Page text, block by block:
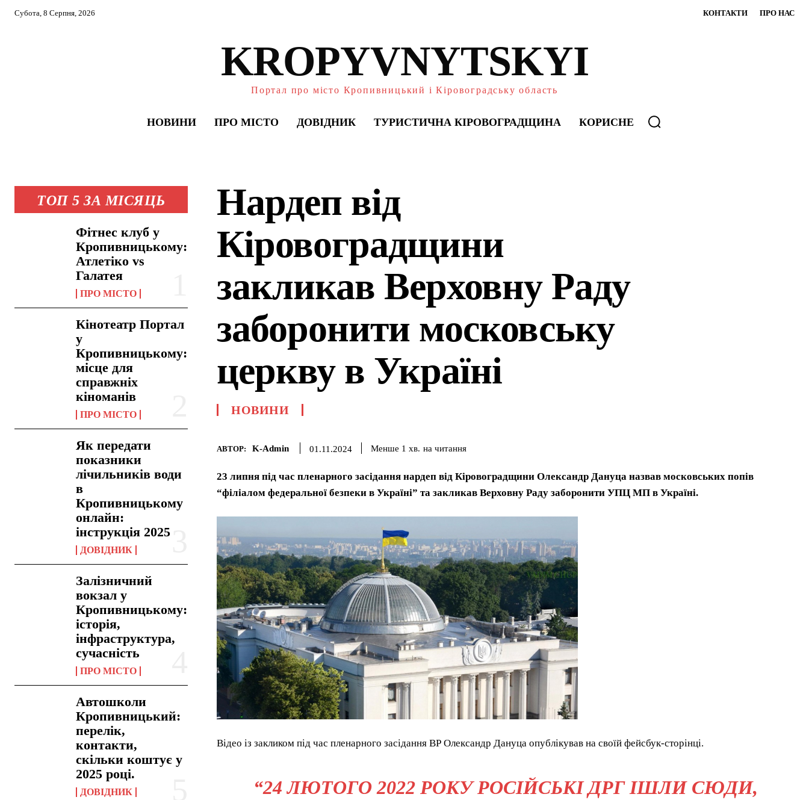
Субота, 8 Серпня, 2026 КОНТАКТИ ПРО НАС
KROPYVNYTSKYI
Портал про місто Кропивницький і Кіровоградську область
НОВИНИ ПРО МІСТО ДОВІДНИК ТУРИСТИЧНА КІРОВОГРАДЩИНА КОРИСНЕ
ТОП 5 ЗА МІСЯЦЬ
Фітнес клуб у
Кропивницькому:
Атлетіко vs
Галатея
ПРО МІСТО
Кінотеатр Портал
у
Кропивницькому:
місце для
справжніх
кіноманів
ПРО МІСТО
Як передати
показники
лічильників води
в
Кропивницькому
онлайн:
інструкція 2025
ДОВІДНИК
Залізничний
вокзал у
Кропивницькому:
історія,
інфраструктура,
сучасність
ПРО МІСТО
Автошколи
Кропивницький:
перелік,
контакти,
скільки коштує у
2025 році.
ДОВІДНИК
Нардеп від
Кіровоградщини
закликав Верховну Раду
заборонити московську
церкву в Україні
НОВИНИ
АВТОР: K-Admin 01.11.2024 Менше 1 хв. на читання
23 липня під час пленарного засідання нардеп від Кіровоградщини Олександр Дануца назвав московських попів
“філіалом федеральної безпеки в Україні” та закликав Верховну Раду заборонити УПЦ МП в Україні.
Відео із закликом під час пленарного засідання ВР Олександр Дануца опублікував на своїй фейсбук-сторінці.
“24 ЛЮТОГО 2022 РОКУ РОСІЙСЬКІ ДРГ ІШЛИ СЮДИ,